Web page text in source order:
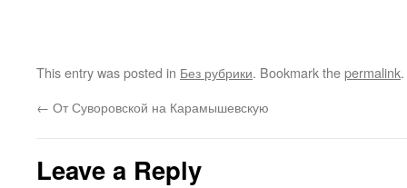
This entry was posted in Без рубрики. Bookmark thepermalink.
← От Суворовской на Карамышевскую
Leave a Reply